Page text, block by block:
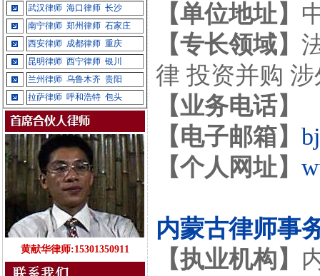
武汉律师 海口律师 长沙
南宁律师 郑州律师 石家庄
西安律师 成都律师 重庆
昆明律师 西宁律师 银川
兰州律师 乌鲁木齐 贵阳
拉萨律师 呼和浩特 包头
黄献华律师:15301350911
【单位地址】
【专长领域】
律 投资并购
【业务电话】
【电子邮箱】
【个人网址】
内蒙古律师事
【执业机构】